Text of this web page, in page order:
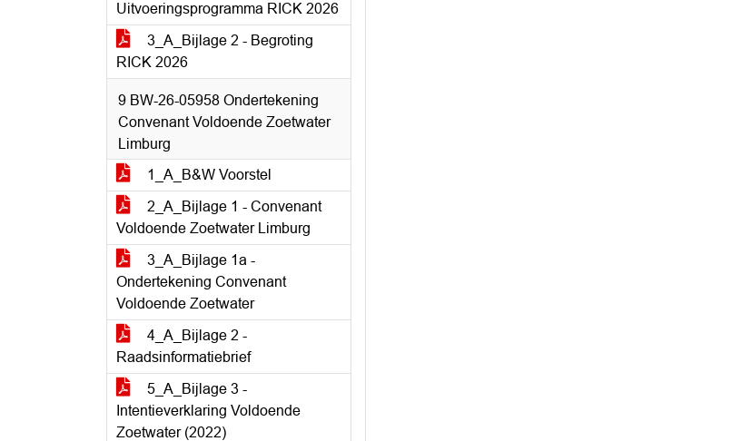
Uitvoeringsprogramma RICK 2026
3_A_Bijlage 2 - Begroting
RICK 2026
9 BW-26-05958 Ondertekening
Convenant Voldoende Zoetwater
Limburg
1_A_B&W Voorstel
2_A_Bijlage 1 - Convenant
Voldoende Zoetwater Limburg
3_A_Bijlage 1a -
Ondertekening Convenant
Voldoende Zoetwater
4_A_Bijlage 2 -
Raadsinformatiebrief
5_A_Bijlage 3 -
Intentieverklaring Voldoende
Zoetwater (2022)